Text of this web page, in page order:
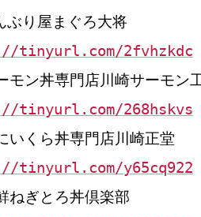
り屋まぐろ大将
tinyurl.com/2fvhzkdc
ン丼専門店川崎サーモン
tinyurl.com/268hskvs
くら丼専門店川崎正堂
tinyurl.com/y65cq922
ぎとろ丼倶楽部